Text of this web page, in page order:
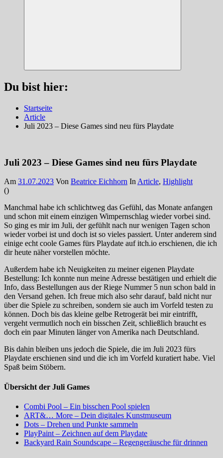
Suchen
Du bist hier:
Startseite
Article
Juli 2023 – Diese Games sind neu fürs Playdate
Juli 2023 – Diese Games sind neu fürs Playdate
Am 31.07.2023 Von Beatrice Eichhorn In Article, Highlight
()
Manchmal habe ich schlichtweg das Gefühl, das Monate anfangen
und schon mit einem einzigen Wimpernschlag wieder vorbei sind.
So ging es mir im Juli, der gefühlt nach nur wenigen Tagen schon
wieder vorbei ist und doch ist so vieles passiert. Unter anderem sind
einige echt coole Games fürs Playdate auf itch.io erschienen, die ich
dir heute näher vorstellen möchte.
Außerdem habe ich Neuigkeiten zu meiner eigenen Playdate
Bestellung: Ich konnte nun meine Adresse bestätigen und erhielt die
Info, dass Bestellungen aus der Riege Nummer 5 nun schon bald in
den Versand gehen. Ich freue mich also sehr darauf, bald nicht nur
über die Spiele zu schreiben, sondern sie auch im Vorfeld testen zu
können. Doch bis das kleine gelbe Retrogerät bei mir eintrifft,
vergeht vermutlich noch ein bisschen Zeit, schließlich braucht es
doch ein paar Minuten länger von Amerika nach Deutschland.
Bis dahin bleiben uns jedoch die Spiele, die im Juli 2023 fürs
Playdate erschienen sind und die ich im Vorfeld kuratiert habe. Viel
Spaß beim Stöbern.
Übersicht der Juli Games
Combi Pool – Ein bisschen Pool spielen
ART&… More – Dein digitales Kunstmuseum
Dots – Drehen und Punkte sammeln
PlayPaint – Zeichnen auf dem Playdate
Backyard Rain Soundscape – Regengeräusche für drinnen